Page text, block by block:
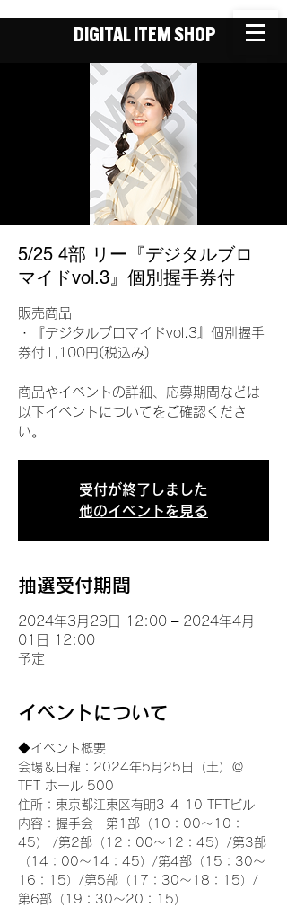
DIGITAL ITEM SHOP
5/25 4部 リー『デジタルブロ
マイドvol.3』個別握手券付
販売商品
・『デジタルブロマイドvol.3』個別握手
券付1,100円(税込み)
商品やイベントの詳細、応募期間などは
以下イベントについてをご確認くださ
い。
受付が終了しました
他のイベントを見る
抽選受付期間
2024年3月29日 12:00 – 2024年4月
01日 12:00
予定
イベントについて
◆イベント概要
会場＆日程：2024年5月25日（土）＠
TFT ホール 500
住所：東京都江東区有明3-4-10 TFTビル
内容：握手会　第1部（10：00～10：
45） /第2部（12：00～12：45）/第3部
（14：00～14：45）/第4部（15：30～
16：15）/第5部（17：30～18：15）/
第6部（19：30～20：15）